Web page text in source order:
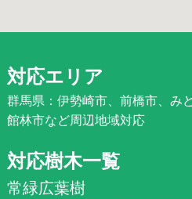
対応エリア
群馬県：伊勢崎市、前橋市、み
館林市など周辺地域対応
対応樹木一覧
常緑広葉樹